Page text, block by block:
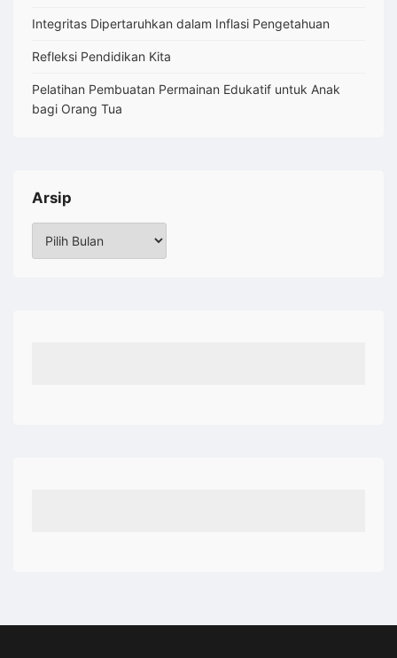
Integritas Dipertaruhkan dalam Inflasi Pengetahuan
Refleksi Pendidikan Kita
Pelatihan Pembuatan Permainan Edukatif untuk Anak
bagi Orang Tua
Arsip